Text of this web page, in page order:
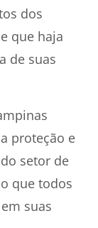
dos
que haja
de suas
proteção e
setor de
que todos
suas